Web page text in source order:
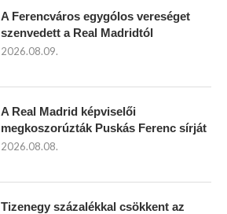
A Ferencváros egygólos vereséget
szenvedett a Real Madridtól
2026.08.09.
A Real Madrid képviselői
megkoszorúzták Puskás Ferenc sírját
2026.08.08.
Tizenegy százalékkal csökkent az